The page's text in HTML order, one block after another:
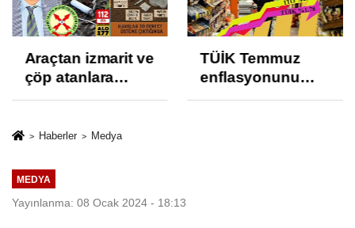
Araçtan izmarit ve
çöp atanlara
uyarı: Trafiğin
izmariti
TÜİK Temmuz
enflasyonunu
%31,75; ENAG
Haberler Medya
MEDYA
Yayınlanma: 08 Ocak 2024 - 18:13